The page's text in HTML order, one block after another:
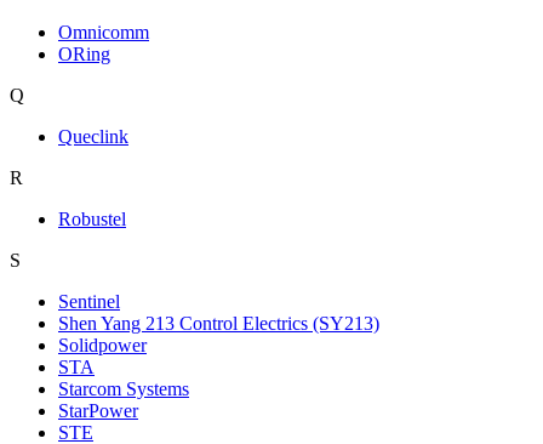
Omnicomm
ORing
Q
Queclink
R
Robustel
S
Sentinel
Shen Yang 213 Control Electrics (SY213)
Solidpower
STA
Starcom Systems
StarPower
STE